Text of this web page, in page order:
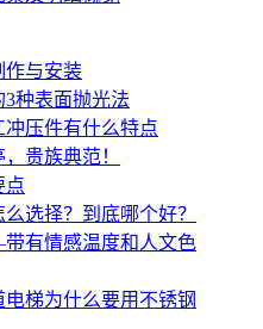
作与安装
种表面抛光法
压件有什么特点
贵族典范！
点
选择？到底哪个好？
有情感温度和人文色
梯为什么要用不锈钢